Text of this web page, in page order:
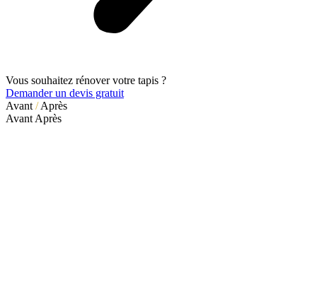
Vous souhaitez rénover votre tapis ?
Demander un devis gratuit
Avant /Après
Avant Après